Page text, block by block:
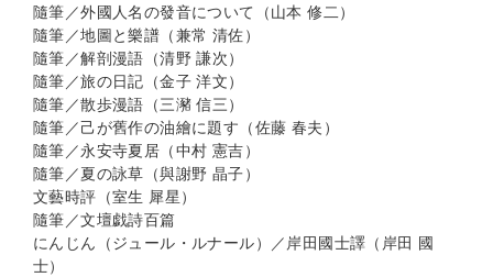
隨筆／外國人名の發音について（山本 修二）
隨筆／地圖と樂譜（兼常 清佐）
隨筆／解剖漫語（清野 謙次）
隨筆／旅の日記（金子 洋文）
隨筆／散歩漫語（三瀦 信三）
隨筆／己が舊作の油繪に題す（佐藤 春夫）
隨筆／永安寺夏居（中村 憲吉）
隨筆／夏の詠草（與謝野 晶子）
文藝時評（室生 犀星）
隨筆／文壇戯詩百篇
にんじん（ジュール・ルナール）／岸田國士譯（岸田 國
士）